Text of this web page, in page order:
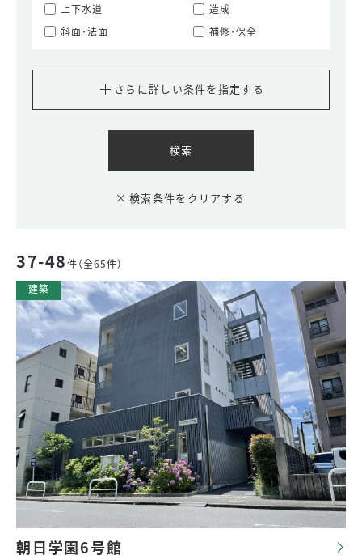
上下水道
造成
斜面・法面
補修・保全
さらに詳しい条件を指定する
検索条件をクリアする
37-48件（全65件）
朝日学園6号館